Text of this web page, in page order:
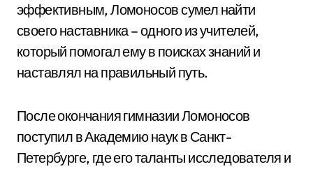
эффективным, Ломоносов сумел найти
своего наставника – одного из учителей,
который помогал ему в поисках знаний и
наставлял на правильный путь.
После окончания гимназии Ломоносов
поступил в Академию наук в Санкт-
Петербурге, где его таланты исследователя и